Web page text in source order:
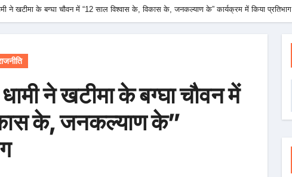
ने खटीमा के बग्घा चौवन में “12 साल विश्वास के, विकास के, जनकल्याण के” कार्यक्रम में किया प्रतिभाग
ने खटीमा के बग्घा चौवन में
के, जनकल्याण के”